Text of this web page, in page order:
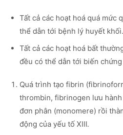
Tất cả các hoạt hoá quá mức
thể dẫn tới bệnh lý huyết khối.
Tất cả các hoạt hoá bất
đều có thể dẫn tới biến chứng
Quá trình tạo fibrin
thrombin, fibrinogen lưu
đơn phân (monomere) rồi
động của yếu tố XIII.